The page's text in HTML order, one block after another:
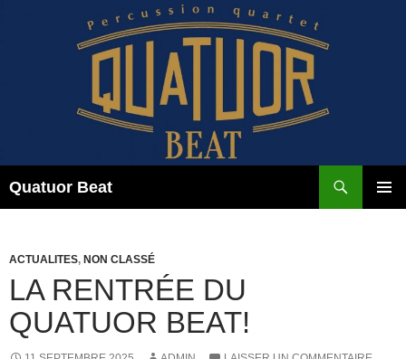
Quatuor Beat
ACTUALITES, NON CLASSÉ
LA RENTRÉE DU
QUATUOR BEAT!